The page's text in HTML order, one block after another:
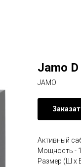
Jamo
JAMO
Активный
Мощность -
Размер (Ш х